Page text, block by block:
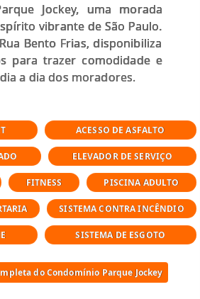
Jockey, uma morada
vibrante de São Paulo.
Bento Frias, disponibiliza
para trazer comodidade e
a dia dos moradores.
Jockey é preparado
às necessidades dos
buscam lazer e conforto em
ACESSO DE ASFALTO
ELEVADOR DE SERVIÇO
FITNESS PISCINA ADULTO
SISTEMA CONTRA INCÊNDIO
SISTEMA DE ESGOTO
do Condomínio Parque Jockey